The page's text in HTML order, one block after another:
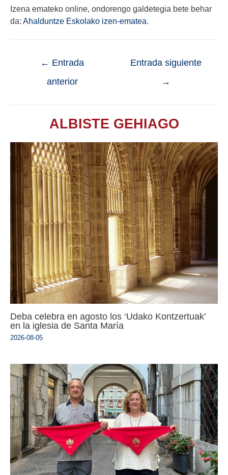
Izena emateko online, ondorengo galdetegia bete behar
da: Ahalduntze Eskolako izen-ematea.
← Entrada
anterior
Entrada siguiente
→
ALBISTE GEHIAGO
Deba celebra en agosto los ‘Udako Kontzertuak’
en la iglesia de Santa María
2026-08-05